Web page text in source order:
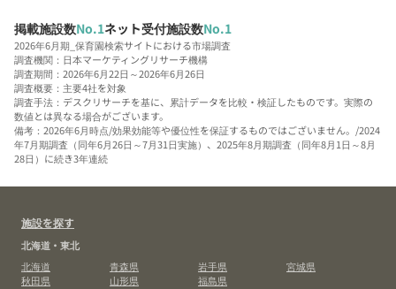
掲載施設数No.1ネット受付施設数No.1
2026年6月期_保育園検索サイトにおける市場調査
調査機関：日本マーケティングリサーチ機構
調査期間：2026年6月22日～2026年6月26日
調査概要：主要4社を対象
調査手法：デスクリサーチを基に、累計データを比較・検証したものです。実際の
数値とは異なる場合がございます。
備考：2026年6月時点/効果効能等や優位性を保証するものではございません。/2024
年7月期調査（同年6月26日～7月31日実施）、2025年8月期調査（同年8月1日～8月
28日）に続き3年連続
施設を探す
北海道・東北
北海道
青森県 岩手県
宮城県
秋田県
山形県
福島県